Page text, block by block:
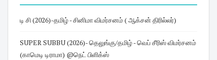
டி சி (2026)-தமிழ் - சினிமா விமர்சனம் ( ஆக்சன் திரில்லர்)
SUPER SUBBU (2026)- தெலுங்கு/தமிழ் - வெப் சீரிஸ் விமர்சனம்
(காமெடி டிராமா) @நெட் பிளிக்ஸ்